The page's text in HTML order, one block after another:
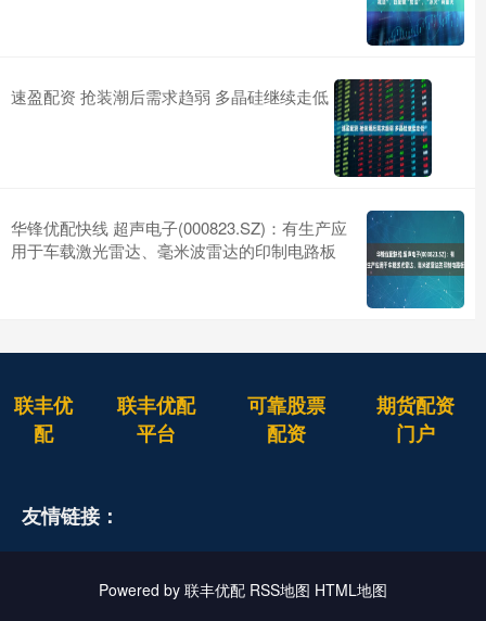
速盈配资 抢装潮后需求趋弱 多晶硅继续走低
华锋优配快线 超声电子(000823.SZ)：有生产应
用于车载激光雷达、毫米波雷达的印制电路板
联丰优
配
联丰优配
平台
可靠股票
配资
期货配资
门户
友情链接：
Powered by 联丰优配 RSS地图 HTML地图